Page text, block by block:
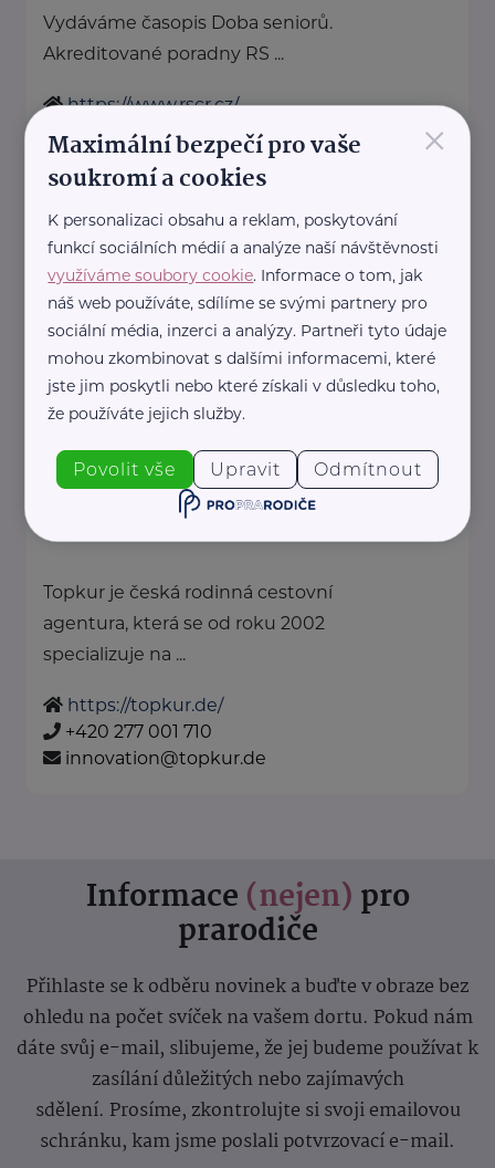
Vydáváme časopis Doba seniorů.
Akreditované poradny RS ...
https://www.rscr.cz/
+420 222 560 136
rscr@rscr.cz
Svaz léčebných lázní České
republiky
http://www.lecebnelazne.cz/
+420 602 697 768
sekretariat@lecebnelazne.cz
Topkur
Trojská 79/14 Kobylisy, Praha 8
Topkur je česká rodinná cestovní
agentura, která se od roku 2002
specializuje na ...
https://topkur.de/
+420 277 001 710
innovation@topkur.de
Informace (nejen) pro
prarodiče
Přihlaste se k odběru novinek a buďte v obraze bez
ohledu na počet svíček na vašem dortu. Pokud nám
dáte svůj e-mail, slibujeme, že jej budeme používat k
zasílání důležitých nebo zajímavých
sdělení. Prosíme, zkontrolujte si svoji emailovou
schránku, kam jsme poslali potvrzovací e-mail.
×
Maximální bezpečí pro vaše
soukromí a cookies
K personalizaci obsahu a reklam, poskytování
funkcí sociálních médií a analýze naší návštěvnosti
využíváme soubory cookie. Informace o tom, jak
náš web používáte, sdílíme se svými partnery pro
sociální média, inzerci a analýzy. Partneři tyto údaje
mohou zkombinovat s dalšími informacemi, které
jste jim poskytli nebo které získali v důsledku toho,
že používáte jejich služby.
Povolit vše Upravit Odmítnout